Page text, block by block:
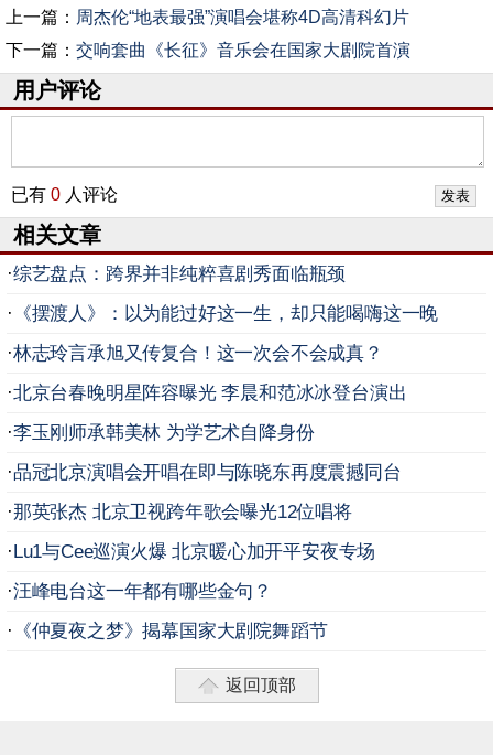
上一篇： 周杰伦“地表最强”演唱会堪称4D高清科幻片
下一篇： 交响套曲《长征》音乐会在国家大剧院首演
用户评论
已有 0 人评论
相关文章
·综艺盘点：跨界并非纯粹喜剧秀面临瓶颈
· 《摆渡人》：以为能过好这一生，却只能喝嗨这一晚
·林志玲言承旭又传复合！这一次会不会成真？
·北京台春晚明星阵容曝光 李晨和范冰冰登台演出
·李玉刚师承韩美林 为学艺术自降身份
·品冠北京演唱会开唱在即与陈晓东再度震撼同台
·那英张杰 北京卫视跨年歌会曝光12位唱将
·Lu1与Cee巡演火爆 北京暖心加开平安夜专场
·汪峰电台这一年都有哪些金句？
· 《仲夏夜之梦》揭幕国家大剧院舞蹈节
返回顶部